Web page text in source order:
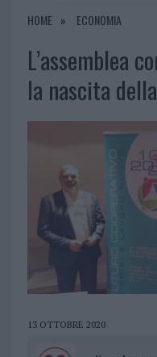
HOME ECONOMIA
L’assemblea
la nascita
13 OTTOBRE 2020